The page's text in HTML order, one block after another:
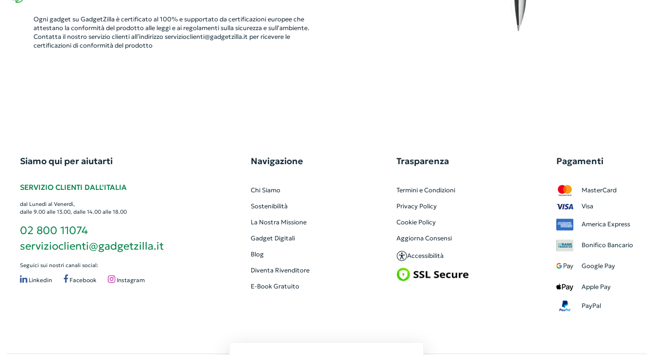
Ogni gadget su GadgetZilla è certificato al 100% e supportato da certificazioni europee che
attestano la conformità del prodotto alle leggi e ai regolamenti sulla sicurezza e sull'ambiente.
Contatta il nostro servizio clienti all’indirizzo servizioclienti@gadgetzilla.it per ricevere le
certificazioni di conformità del prodotto
Siamo qui per aiutarti
SERVIZIO CLIENTI DALL'ITALIA
dal Lunedì al Venerdì,
dalle 9.00 alle 13.00, dalle 14.00 alle 18.00
02 800 11074
servizioclienti@gadgetzilla.it
Seguici sui nostri canali social:
Linkedin Facebook Instagram
Navigazione
Chi Siamo
Sostenibilità
La Nostra Missione
Gadget Digitali
Blog
Diventa Rivenditore
E-Book Gratuito
Trasparenza
Termini e Condizioni
Privacy Policy
Cookie Policy
Aggiorna Consensi
Accessibilità
Pagamenti
MasterCard
Visa
America Express
Bonifico Bancario
Google Pay
Apple Pay
PayPal